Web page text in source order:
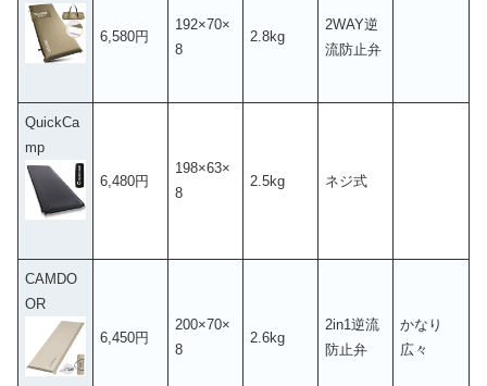
6,580円
192×70×
8
2.8kg
2WAY逆
流防止弁
QuickCa
mp
6,480円
198×63×
8
2.5kg ネジ式
CAMDO
OR
6,450円
200×70×
8
2.6kg
2in1逆流
防止弁
かなり
広々